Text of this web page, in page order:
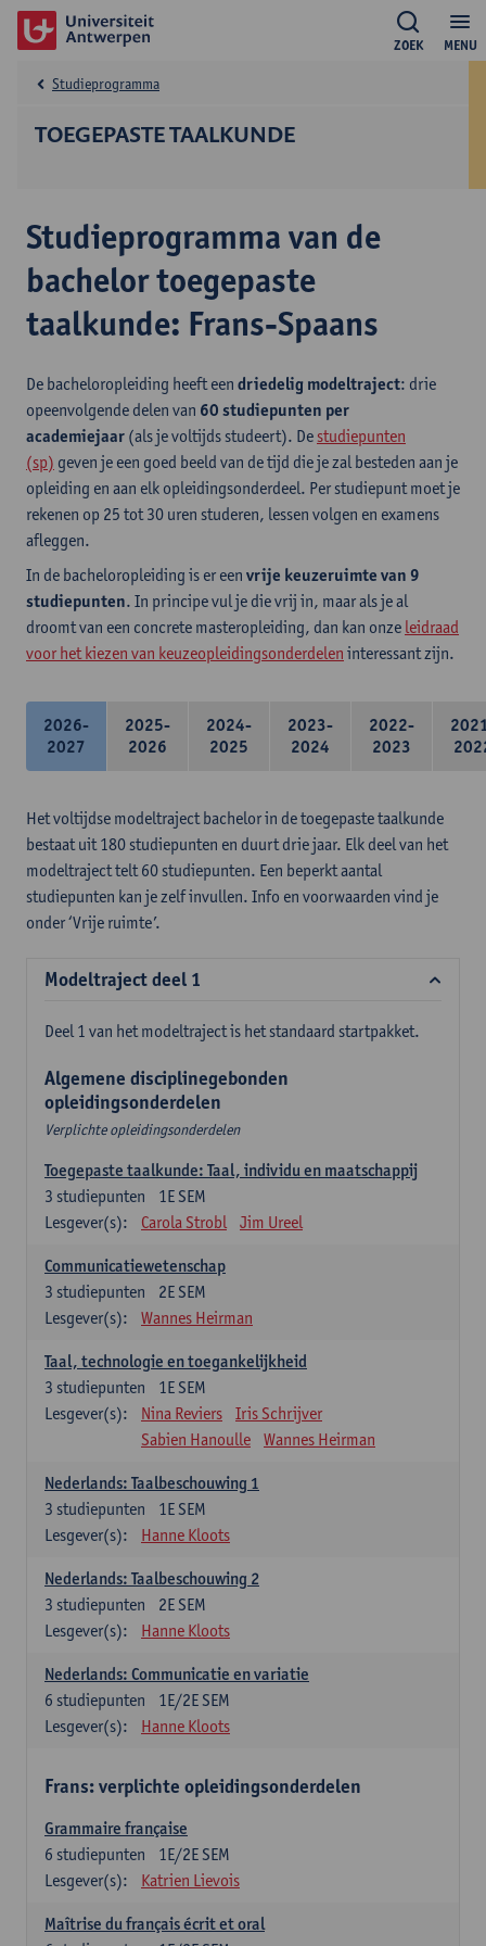
MENU
ZOEK
TOEGEPASTE TAALKUNDE
Studieprogramma
Studieprogramma van de
bachelor toegepaste
taalkunde: Frans-Spaans
De bacheloropleiding heeft een driedelig modeltraject: drie
opeenvolgende delen van 60 studiepunten per
academiejaar (als je voltijds studeert). De studiepunten
(sp) geven je een goed beeld van de tijd die je zal besteden aan je
opleiding en aan elk opleidingsonderdeel. Per studiepunt moet je
rekenen op 25 tot 30 uren studeren, lessen volgen en examens
afleggen.
In de bacheloropleiding is er een vrije keuzeruimte van 9
studiepunten. In principe vul je die vrij in, maar als je al
droomt van een concrete masteropleiding, dan kan onze leidraad
voor het kiezen van keuzeopleidingsonderdelen interessant zijn.
2026-
2027
2025-
2026
2024-
2025
2023-
2024
2022-
2023
Het voltijdse modeltraject bachelor in de toegepaste taalkunde
bestaat uit 180 studiepunten en duurt drie jaar. Elk deel van het
modeltraject telt 60 studiepunten. Een beperkt aantal
studiepunten kan je zelf invullen. Info en voorwaarden vind je
onder ‘Vrije ruimte’.
Modeltraject deel 1
Deel 1 van het modeltraject is het standaard startpakket.
Algemene disciplinegebonden
opleidingsonderdelen
Verplichte opleidingsonderdelen
Toegepaste taalkunde: Taal, individu en maatschappij
1E SEM
3 studiepunten
Lesgever(s):
Carola Strobl Jim Ureel
Communicatiewetenschap
2E SEM
3 studiepunten
Lesgever(s):
Wannes Heirman
Taal, technologie en toegankelijkheid
1E SEM
3 studiepunten
Lesgever(s):
Nina Reviers
Iris Schrijver
Sabien Hanoulle
Wannes Heirman
Nederlands: Taalbeschouwing 1
1E SEM
3 studiepunten
Lesgever(s):
Hanne Kloots
Nederlands: Taalbeschouwing 2
2E SEM
3 studiepunten
Lesgever(s):
Hanne Kloots
Nederlands: Communicatie en variatie
1E/2E SEM
6 studiepunten
Lesgever(s):
Hanne Kloots
Frans: verplichte opleidingsonderdelen
Grammaire française
1E/2E SEM
6 studiepunten
Lesgever(s):
Katrien Lievois
Maîtrise du français écrit et oral